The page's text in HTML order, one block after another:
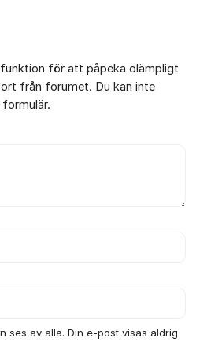
för att påpeka olämpligt
från forumet. Du kan inte
ses av alla. Din e-post visas aldrig